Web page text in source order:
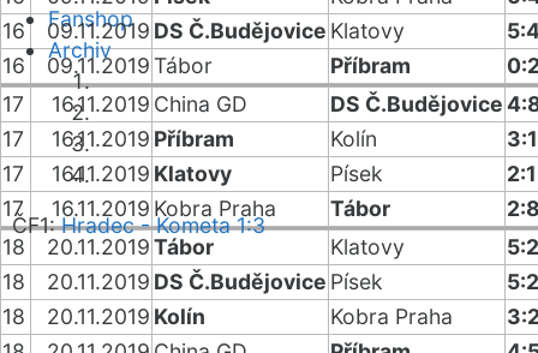
Fanshop
Archiv
ČF1:Hradec - Kometa 1:3
16
09.11.2019 DS Č.Budějovice Klatovy
16
09.11.2019Tábor Příbram
17
16.11.2019 China GD DS Č.Budějovice
17
16.11.2019 Příbram Kolín
3:1
17
16.11.2019 Klatovy Písek
17
16.11.2019 Kobra Praha Tábor
2:8
18
20.11.2019Tábor Klatovy
5:2
18
20.11.2019 DS Č.Budějovice Písek
5:2
18
20.11.2019 Kolín Kobra Praha